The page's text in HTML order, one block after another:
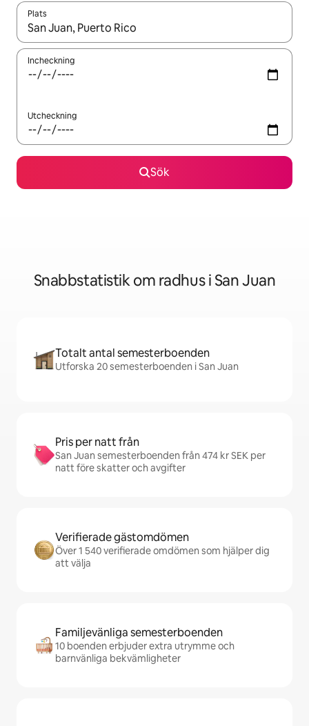
Plats
När resultaten är tillgängliga kan du navigera med upp- och
Incheckning
Utcheckning
Sök
Snabbstatistik om radhus i San Juan
Totalt antal semesterboenden
Utforska 20 semesterboenden i San Juan
Pris per natt från
San Juan semesterboenden från 474 kr SEK per
natt före skatter och avgifter
Verifierade gästomdömen
Över 1 540 verifierade omdömen som hjälper dig
att välja
Familjevänliga semesterboenden
10 boenden erbjuder extra utrymme och
barnvänliga bekvämligheter